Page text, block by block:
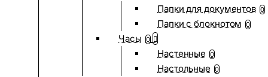
Папки для документов 0
Папки с блокнотом 0
Часы 0
Настенные 0
Настольные 0